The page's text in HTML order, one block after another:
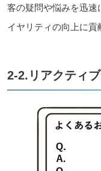
客の疑問や悩みを迅速
イヤリティの向上に貢
2-2.リアクティ